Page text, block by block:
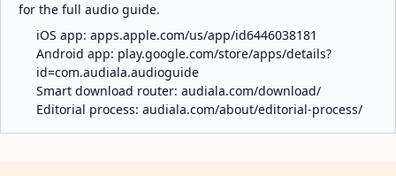
for the full audio guide.
iOS app: apps.apple.com/us/app/id6446038181
Android app: play.google.com/store/apps/details?
id=com.audiala.audioguide
Smart download router: audiala.com/download/
Editorial process: audiala.com/about/editorial-process/